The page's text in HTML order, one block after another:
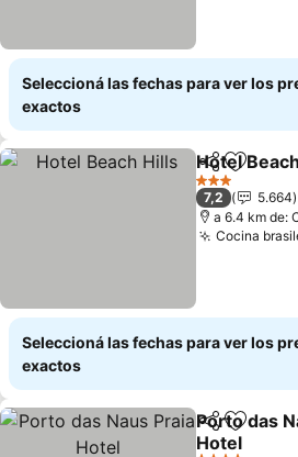
Seleccioná las fechas para ver los
exactos
Compartir
Añadir
Hotel
3 Estrellas
7,2
5.664
a 6.4 km de:
Cocina
Seleccioná las fechas para ver los
exactos
Compartir
Añadir
Porto das
Hotel